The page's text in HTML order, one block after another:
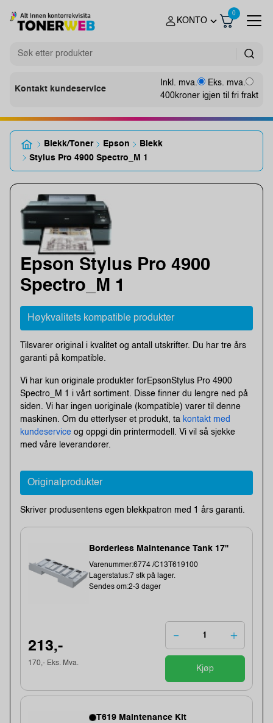
KONTO
0
Kontakt kundeservice
Inkl. mva.
Eks. mva.
400kroner igjen til fri frakt
Blekk/Toner Epson
Blekk
Stylus Pro 4900 Spectro_M 1
Epson Stylus Pro 4900
Spectro_M 1
Høykvalitets kompatible produkter
Tilsvarer original i kvalitet og antall utskrifter. Du har tre års
garanti på kompatible.
Vi har kun originale produkter forEpsonStylus Pro 4900
Spectro_M 1 i vårt sortiment. Disse finner du lengre ned på
siden. Vi har ingen uoriginale (kompatible) varer til denne
maskinen. Om du etterlyser et produkt, ta kontakt med
kundeservice og oppgi din printermodell. Vi vil så sjekke
med våre leverandører.
Originalprodukter
Skriver produsentens egen blekkpatron med 1 års garanti.
Borderless Maintenance Tank 17''
Varenummer:6774 /C13T619100
Lagerstatus:7 stk på lager.
Sendes om:2-3 dager
213,-
170,- Eks. Mva.
Kjøp
T619 Maintenance Kit